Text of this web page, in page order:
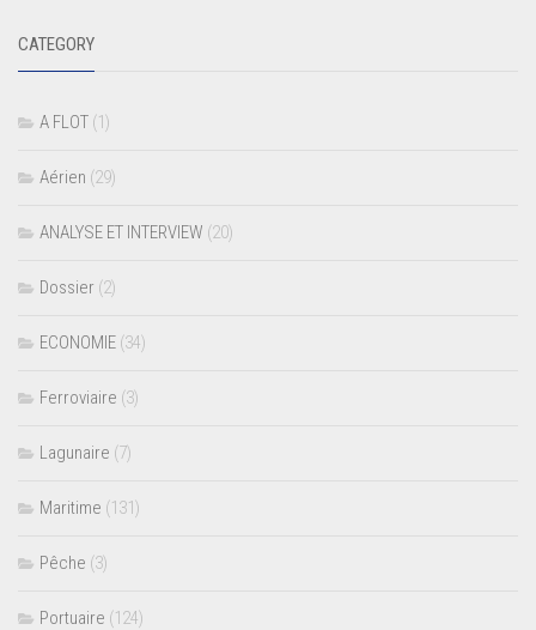
CATEGORY
A FLOT (1)
Aérien (29)
ANALYSE ET INTERVIEW (20)
Dossier (2)
ECONOMIE (34)
Ferroviaire (3)
Lagunaire (7)
Maritime (131)
Pêche (3)
Portuaire (124)